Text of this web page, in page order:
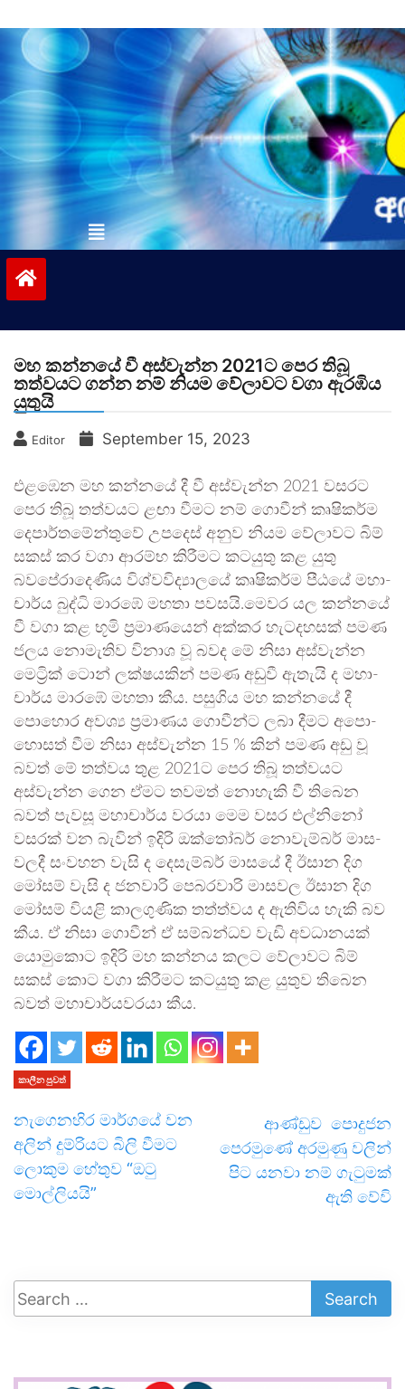
to
contentvinivida.lk
මහ කන්නයේ වී අස්වැන්න 2021ට පෙර තිබූ
තත්ව­යට ගන්න නම් නියම වේලා­වට වගා ඇරඹිය
යුතුයි
Editor September 15, 2023
එළ­ඹෙන මහ කන්නයේ දී වී අස්වැන්න 2021 වසරට
පෙර තිබූ තත්ව­යට ළඟා වීමට නම් ගොවීන් කෘෂි­කර්ම
දෙපා­ර්ත­මේ­න්තුවේ උප­දෙස් අනුව නියම වේලා­වට බිම්
සකස් කර වගා ආරම්භ කිරී­මට කට­යුතු කළ යුතු
බවපේරා­දෙ­ණිය විශ්ව­වි­ද්‍යා­ලයේ කෘෂි­කර්ම පීඨයේ මහා­
චාර්ය බුද්ධි මාරඹේ මහතා පව­සයි.මෙවර යල කන්නයේ
වී වගා කළ භූමි ප්‍රමා­ණ­යෙන් අක්කර හැට­ද­හ­සක් පමණ
ජලය නොමැ­තිව විනාශ වූ බවද මේ නිසා අස්වැන්න
මෙට්‍රික් ටොන් ලක්ෂ­ය­කින් පමණ අඩුවී ඇතැයි ද මහා­
චාර්ය මාරඹේ මහතා කීය. පසු­ගිය මහ කන්නයේ දී
පොහොර අවශ්‍ය ප්‍රමා­ණය ගොවීන්ට ලබා දීමට අපො­
හො­සත් වීම නිසා අස්වැන්න 15 % කින් පමණ අඩු වූ
බවත් මේ තත්වය තුළ 2021ට පෙර තිබූ තත්ව­යට
අස්වැන්න ගෙන ඒමට තව­මත් නොහැකි වී තිබෙන
බවත් පැවසූ මහාචාර්ය වරයා මෙම වසර එල්නිනෝ
වස­රක් වන බැවින් ඉදිරි ඔක්තෝ­බර් නොවැ­ම්බර් මාස­
ව­ලදී සංව­හන වැසි ද දෙසැ­ම්බර් මාසයේ දී ඊසාන දිග
මෝසම් වැසි ද ජන­වාරි පෙබ­ර­වාරි මාස­වල ඊසාන දිග
මෝසම් වියළි කාල­ගු­ණික තත්ත්වය ද ඇති­විය හැකි බව
කීය. ඒ නිසා ගොවීන් ඒ සම්බ­න්ධව වැඩි අව­ධා­න­යක්
යොමු­කොට ඉදිරි මහ කන්නය කලට වේලා­වට බිම්
සකස් කොට වගා කිරී­මට කට­යුතු කළ යුතුව තිබෙන
බවත් මහා­චා­ර්ය­ව­රයා කීය.
කාලීන පුවත්
නැගෙනහිර මාර්ගයේ වන
අලින් දුම්රියට බිලි වීමට
ලොකුම හේතුව “ඔටු
මොල්ලියයි”
ආණ්ඩුව පොදුජන
පෙරමුණේ අරමුණු වලින්
පිට යනවා නම් ගැටුමක්
ඇති වේවි